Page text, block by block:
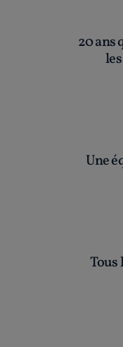
20 ans
Une
Tous